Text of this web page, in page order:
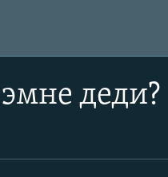
деди?